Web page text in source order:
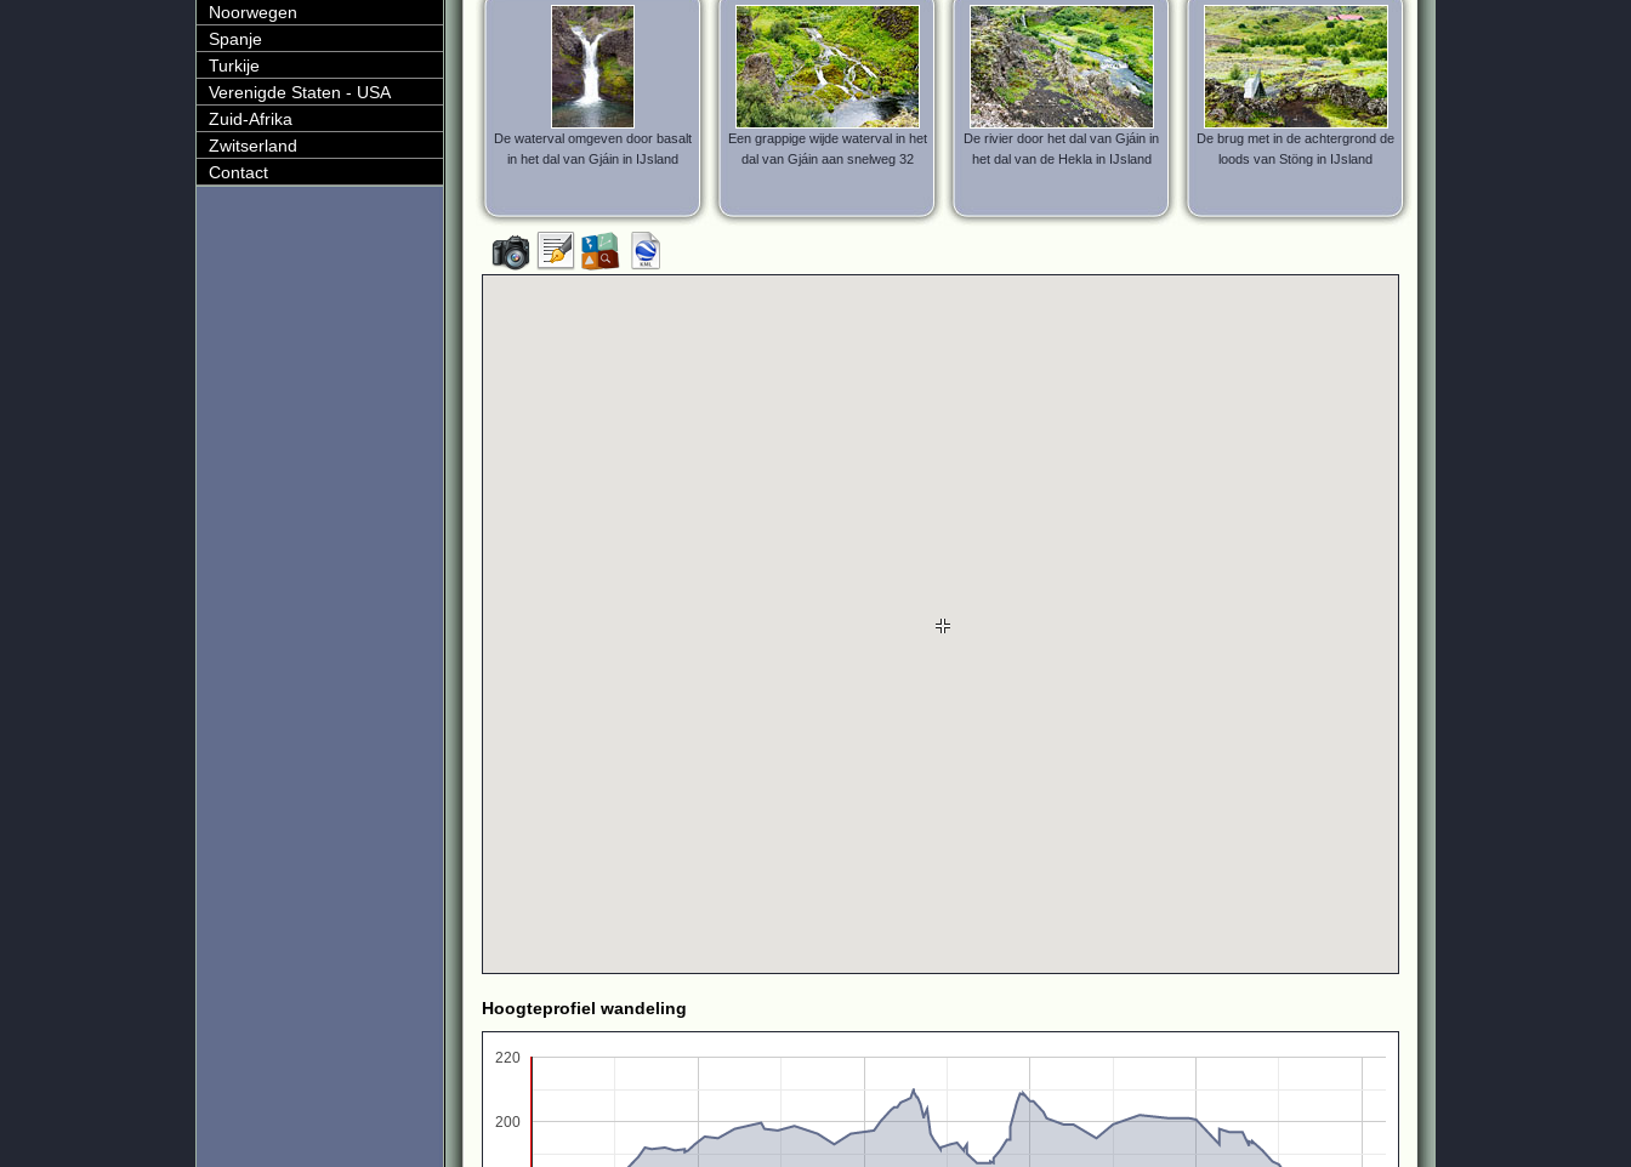
De waterval omgeven door basalt
in het dal van Gjáin in IJsland
Een grappige wijde waterval in het
dal van Gjáin aan snelweg 32
De rivier door het dal van Gjáin in
het dal van de Hekla in IJsland
De brug met in de achtergrond de
loods van Stöng in IJsland
Hoogteprofiel wandeling
200
220
Noorwegen
Spanje
Turkije
Verenigde Staten - USA
Zuid-Afrika
Zwitserland
Contact